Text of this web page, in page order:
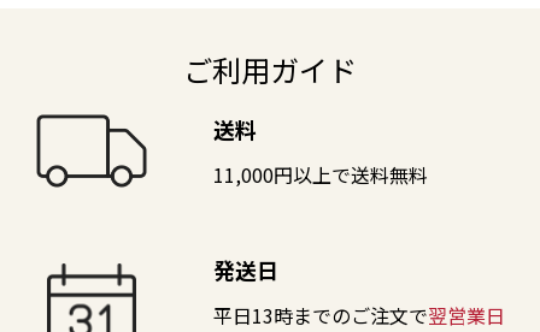
ご利用ガイド
送料
11,000円以上で送料無料
発送日
平日13時までのご注文で翌営業日